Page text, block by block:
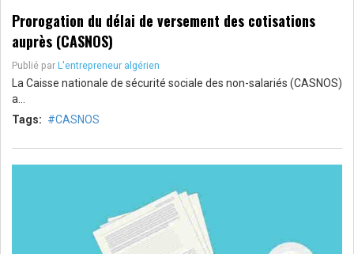
Prorogation du délai de versement des cotisations
auprès (CASNOS)
Publié par L'entrepreneur algérien
La Caisse nationale de sécurité sociale des non-salariés (CASNOS)
a…
Tags:
CASNOS